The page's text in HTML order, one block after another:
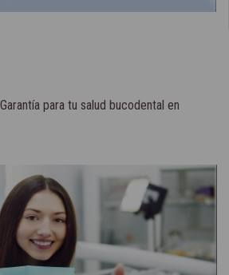
para tu salud bucodental en